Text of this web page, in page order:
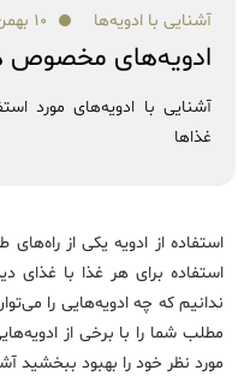
آشنایی با ادویه‌ها ۱۰ بهمن ۱۴۰۱
ادویه‌های مخصوص
آشنایی با ادویه‌های مورد
غذاها
استفاده از ادویه یکی از
استفاده برای هر غذا با غذای
ندانیم که چه ادویه‌هایی را
مطلب شما را با برخی از
مورد نظر خود را بهبود ببخشید